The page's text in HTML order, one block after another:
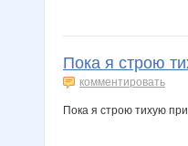
Пока я строю
комментировать
Пока я строю тихую